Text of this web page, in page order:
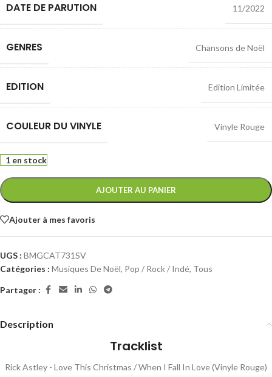
DATE DE PARUTION 11/2022
GENRES Chansons de Noël
EDITION Edition Limitée
COULEUR DU VINYLE Vinyle Rouge
1 en stock
AJOUTER AU PANIER
Ajouter à mes favoris
UGS : BMGCAT731SV
Catégories : Musiques De Noël, Pop / Rock / Indé, Tous
Partager :
Description
Tracklist
Rick Astley - Love This Christmas / When I Fall In Love (Vinyle Rouge)